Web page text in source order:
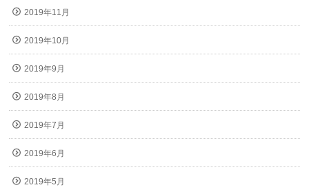
2019年11月
2019年10月
2019年9月
2019年8月
2019年7月
2019年6月
2019年5月